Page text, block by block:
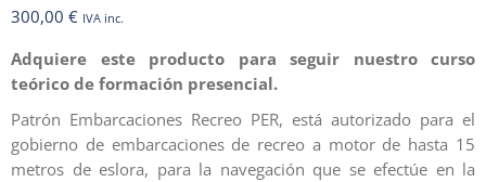
300,00 € IVA inc.
Adquiere este producto para seguir nuestro curso
teórico de formación presencial.
Patrón Embarcaciones Recreo PER, está autorizado para el
gobierno de embarcaciones de recreo a motor de hasta 15
metros de eslora, para la navegación que se efectúe en la